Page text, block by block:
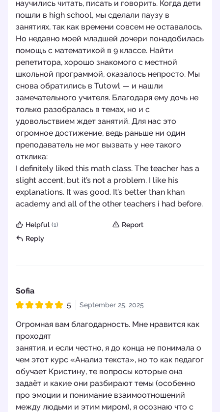
научились читать, писать и говорить. Когда дети
пошли в high school, мы сделали паузу в
занятиях, так как времени совсем не оставалось.
Но недавно моей младшей дочери понадобилась
помощь с математикой в 9 классе. Найти
репетитора, хорошо знакомого с местной
школьной программой, оказалось непросто. Мы
снова обратились в Tutowl — и нашли
замечательного учителя. Благодаря ему дочь не
только разобралась в темах, но и с
удовольствием ждет занятий. Для нас это
огромное достижение, ведь раньше ни один
преподаватель не мог вызвать у нее такого
отклика:
I definitely liked this math class. The teacher has a
slight accent, but it’s not a problem. I like his
explanations. It was good. It’s better than khan
academy and all of the other teachers i had before.
Helpful (1)
Report
Reply
Sofia
5 September 25, 2025
Огромная вам благодарность. Мне нравится как
проходят
занятия, и если честно, я до конца не понимала о
чем этот курс «Анализ текста», но то как педагог
обучает Кристину, те вопросы которые она
задаёт и какие они разбирают темы (особенно
про эмоции и понимание взаимоотношений
между людьми и этим миром), я осознаю что с